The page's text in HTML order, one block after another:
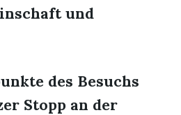
und
des Besuchs
Stopp an der